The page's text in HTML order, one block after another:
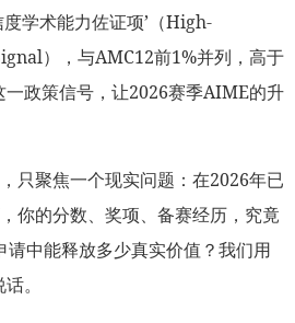
学术能力佐证项’（High-
），与AMC12前1%并列，高于
一政策信号，让2026赛季AIME的升
只聚焦一个现实问题：在2026年已
你的分数、奖项、备赛经历，究竟
请中能释放多少真实价值？我们用
。